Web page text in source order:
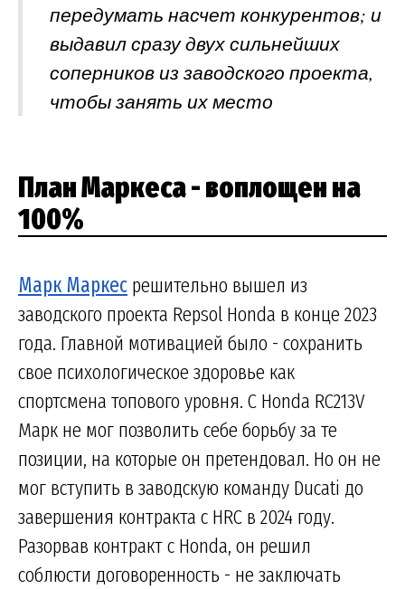
передумать насчет конкурентов; и
выдавил сразу двух сильнейших
соперников из заводского проекта,
чтобы занять их место
План Маркеса - воплощен на
100%
Марк Маркес решительно вышел из
заводского проекта Repsol Honda в конце 2023
года. Главной мотивацией было - сохранить
свое психологическое здоровье как
спортсмена топового уровня. С Honda RC213V
Марк не мог позволить себе борьбу за те
позиции, на которые он претендовал. Но он не
мог вступить в заводскую команду Ducati до
завершения контракта с HRC в 2024 году.
Разорвав контракт с Honda, он решил
соблюсти договоренность - не заключать